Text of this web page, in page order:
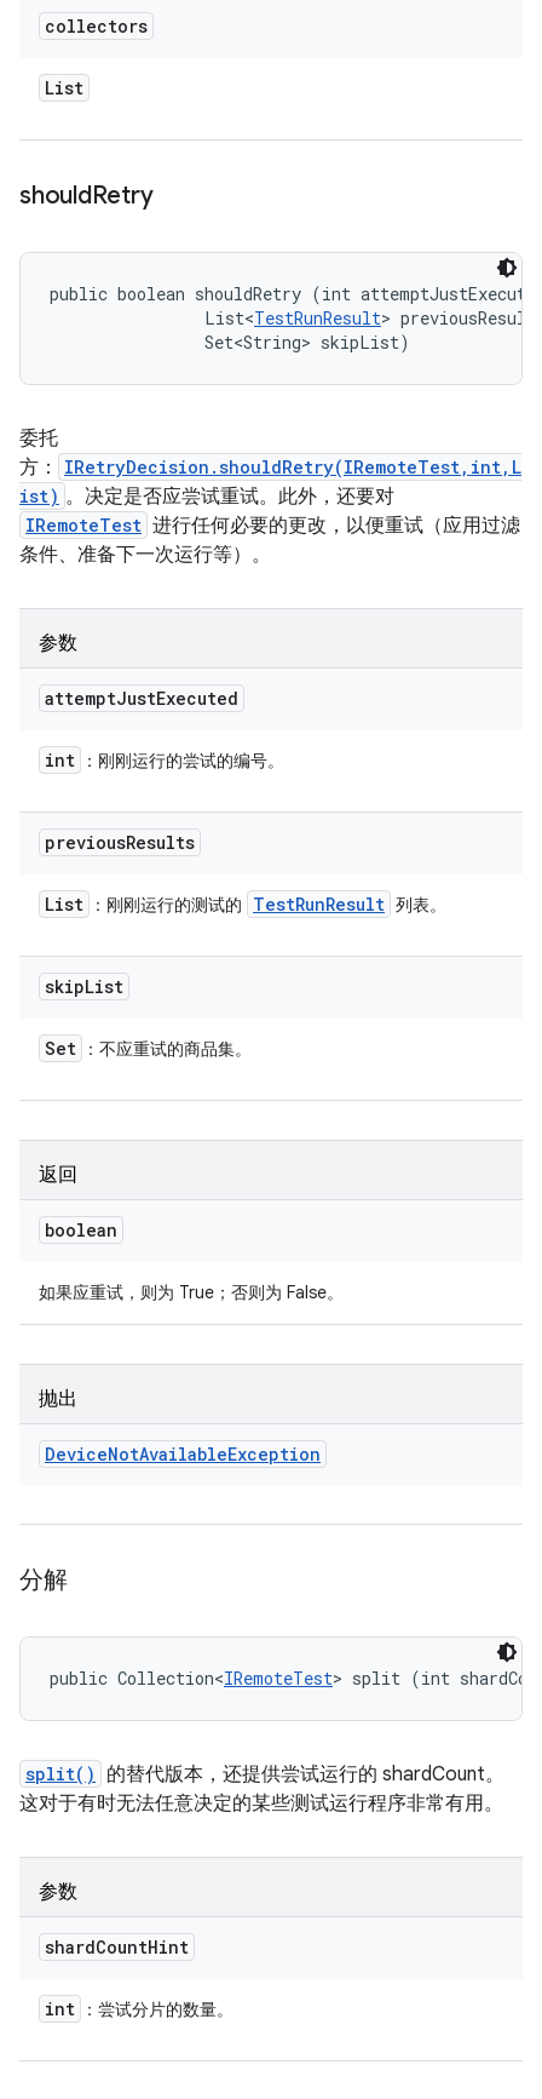
collectors
List
shouldRetry
public boolean shouldRetry (int
                List<
TestRunResult>
                Set<String> skipList)
委托
方：
IRetryDecision.shouldRetry(IRemoteTest,int,L
ist) 。决定是否应尝试重试。此外，还要对
IRemoteTest 进行任何必要的更改，以便重试（应用过滤
条件、准备下一次运行等）。
参数
attemptJustExecuted
int ：刚刚运行的尝试的编号。
previousResults
List ：刚刚运行的测试的 TestRunResult 列表。
skipList
Set ：不应重试的商品集。
返回
boolean
如果应重试，则为 True；否则为 False。
抛出
DeviceNotAvailableException
分解
public Collection<IRemoteTest> split (int
split()
的替代版本，还提供尝试运行的 shardCount。
这对于有时无法任意决定的某些测试运行程序非常有用。
参数
shardCountHint
int ：尝试分片的数量。